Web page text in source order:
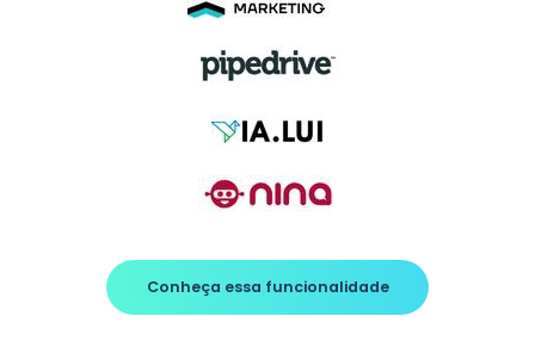
Conheça essa funcionalidade